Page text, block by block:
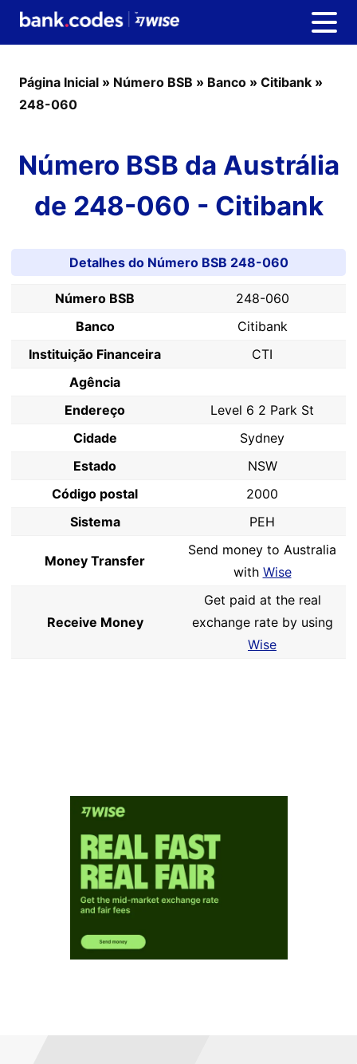
Página Inicial » Número BSB » Banco » Citibank »
248-060
Número BSB da Austrália
de 248-060 - Citibank
Detalhes do Número BSB 248-060
Número BSB
248-060
Banco
Citibank
Instituição Financeira
CTI
Agência
Endereço
Level 6 2 Park St
Cidade
Sydney
Estado
NSW
Código postal
2000
Sistema
PEH
Money Transfer
Send money to Australia
with Wise
Receive Money
Get paid at the real
exchange rate by using
Wise